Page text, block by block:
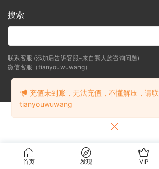
搜索
联系客服 (添加后告诉客服-来自熊人族咨询问题)
微信客服（tianyouwuwang）
首页 发现 VIP
充值未到账，无法充值，不懂解压，请
tianyouwuwang